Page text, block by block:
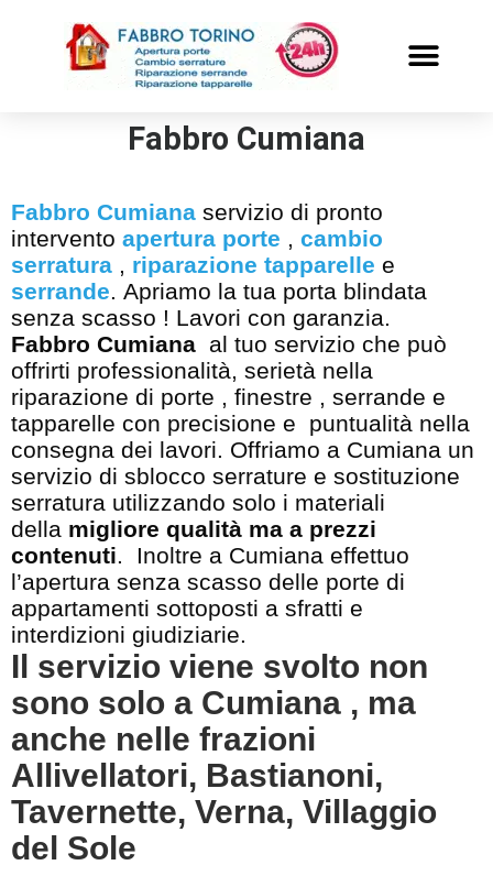
Fabbro Cumiana
Fabbro Cumiana servizio di pronto
intervento apertura porte , cambio
serratura , riparazione tapparelle e
serrande. Apriamo la tua porta blindata
senza scasso ! Lavori con garanzia.
Fabbro Cumiana al tuo servizio che può
offrirti professionalità, serietà nella
riparazione di porte , finestre , serrande e
tapparelle con precisione e puntualità nella
consegna dei lavori. Offriamo a Cumiana un
servizio di sblocco serrature e sostituzione
serratura utilizzando solo i materiali
della migliore qualità ma a prezzi
contenuti. Inoltre a Cumiana effettuo
l’apertura senza scasso delle porte di
appartamenti sottoposti a sfratti e
interdizioni giudiziarie.
Il servizio viene svolto non
sono solo a Cumiana , ma
anche nelle frazioni
Allivellatori, Bastianoni,
Tavernette, Verna, Villaggio
del Sole